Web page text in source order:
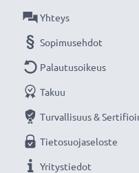
Jatkuvasti virtaa
verkkolaitteella. Tilaa
Yhteys
Sopimusehdot
Palautusoikeus
Takuu
Turvallisuus &
Tietosuojaseloste
Yritystiedot